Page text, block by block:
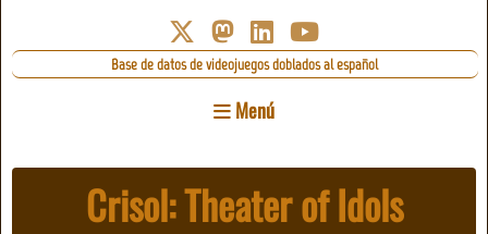
Base de datos de videojuegos doblados al español
Menú
Crisol: Theater of Idols